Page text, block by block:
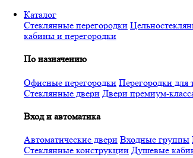
Перейти
основному
Каталог
Стеклянные перегородки
кабины и перегородки
По назначению
Офисные перегородки Перегородки для
Стеклянные двери Двери премиум-
Вход и автоматика
Автоматические двери Входные группы
Стеклянные конструкции Душевые